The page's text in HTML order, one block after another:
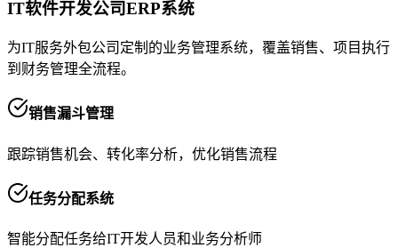
IT软件开发公司ERP系统
为IT服务外包公司定制的业务管理系统，覆盖销售、项目执行
到财务管理全流程。
销售漏斗管理
跟踪销售机会、转化率分析，优化销售流程
任务分配系统
智能分配任务给IT开发人员和业务分析师